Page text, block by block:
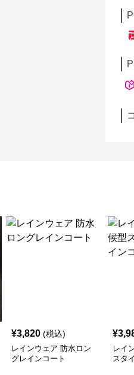
¥3,820 (税込)
レインウェア 防水ロン
グレインコート
¥
レイ
スタ